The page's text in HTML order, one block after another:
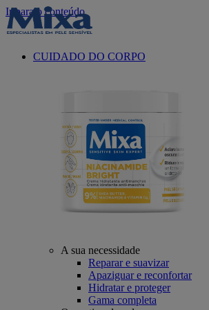
Ir para o conteúdo
CUIDADO DO CORPO
A sua necessidade
Reparar e suavizar
Apaziguar e reconfortar
Hidratar e proteger
Gama completa